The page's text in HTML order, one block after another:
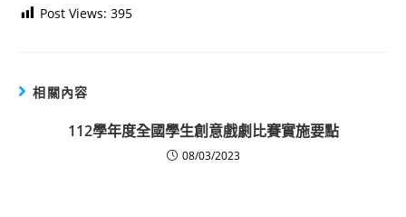
Post Views: 395
相關內容
112學年度全國學生創意戲劇比賽實施要點
08/03/2023